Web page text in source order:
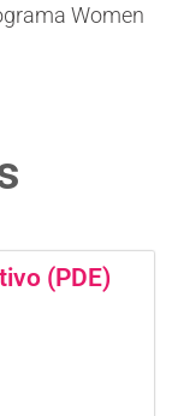
Women
(PDE)